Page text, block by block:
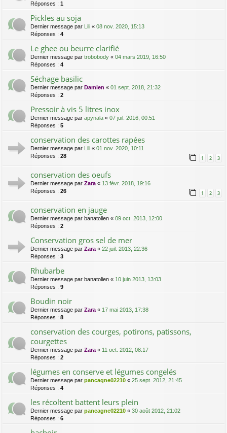
Réponses : 1
Pickles au soja
Dernier message par Lili « 08 nov. 2020, 15:13
Réponses : 4
Le ghee ou beurre clarifié
Dernier message par trobobody « 04 mars 2019, 16:50
Réponses : 4
Séchage basilic
Dernier message par Damien « 01 sept. 2018, 21:32
Réponses : 2
Pressoir à vis 5 litres inox
Dernier message par apynala « 07 juil. 2016, 00:51
Réponses : 5
conservation des carottes rapées
Dernier message par Lili « 01 nov. 2020, 10:11
Réponses : 28 1 2 3
conservation des oeufs
Dernier message par Zara « 13 févr. 2018, 19:16
Réponses : 26 1 2 3
conservation en jauge
Dernier message par banatolien « 09 oct. 2013, 12:00
Réponses : 2
Conservation gros sel de mer
Dernier message par Zara « 22 juil. 2013, 22:36
Réponses : 3
Rhubarbe
Dernier message par banatolien « 10 juin 2013, 13:03
Réponses : 9
Boudin noir
Dernier message par Zara « 17 mai 2013, 17:38
Réponses : 8
conservation des courges, potirons, patissons,
courgettes
Dernier message par Zara « 11 oct. 2012, 08:17
Réponses : 2
légumes en conserve et légumes congelés
Dernier message par pancagne02210 « 25 sept. 2012, 21:45
Réponses : 4
les récoltent battent leurs plein
Dernier message par pancagne02210 « 30 août 2012, 21:02
Réponses : 6